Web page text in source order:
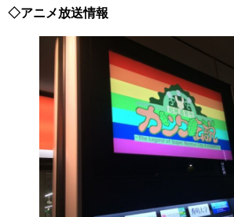
◇アニメ放送情報